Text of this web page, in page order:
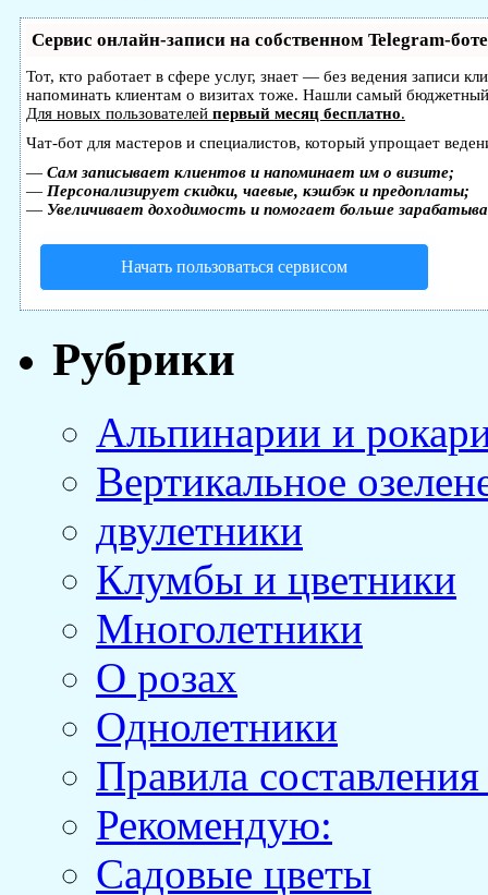
Сервис онлайн-записи на собственном Telegram-боте
Тот, кто работает в сфере услуг, знает — без ведения записи
напоминать клиентам о визитах тоже. Нашли самый
Для новых пользователей первый месяц бесплатно.
Чат-бот для мастеров и специалистов, который упрощает
— Сам записывает клиентов и напоминает им о визите;
— Персонализирует скидки, чаевые, кэшбэк и предоплаты;
— Увеличивает доходимость и помогает больше
Начать пользоваться сервисом
Рубрики
Альпинарии и
Вертикальное
двулетники
Клумбы и цветники
Многолетники
О розах
Однолетники
Правила
Рекомендую:
Садовые цветы